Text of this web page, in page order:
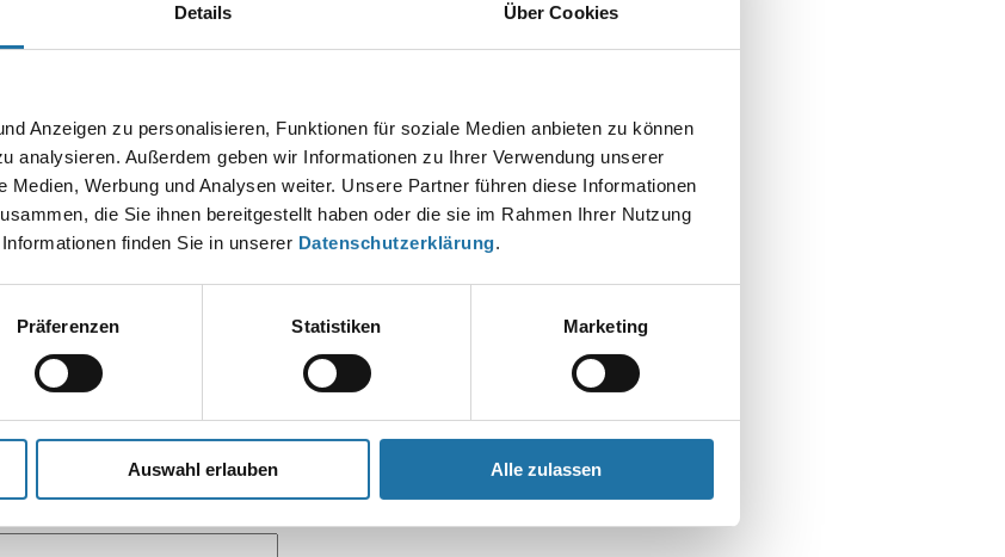
Details Über Cookies
Anzeigen zu personalisieren, Funktionen für soziale Medien anbieten zu können
analysieren. Außerdem geben wir Informationen zu Ihrer Verwendung unserer
Medien, Werbung und Analysen weiter. Unsere Partner führen diese Informationen
die Sie ihnen bereitgestellt haben oder die sie im Rahmen Ihrer Nutzung
finden Sie in unserer Datenschutzerklärung.
Präferenzen Statistiken Marketing
Auswahl erlauben Alle zulassen
nicht veröffentlicht. Erforderliche Felder sind mit* markiert